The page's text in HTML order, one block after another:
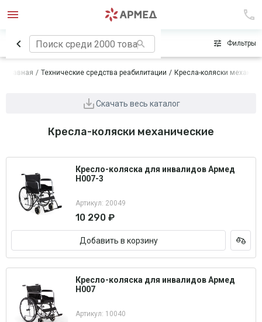
Сначала популярные Фильтры
Главная Технические средства реабилитации Кресла-коляски
Скачать весь каталог
Кресла-коляски механические
Кресло-коляска для инвалидов Армед
H007-3
Артикул: 20049
10 290 ₽
Добавить в корзину
Кресло-коляска для инвалидов Армед
H007
Артикул: 10040